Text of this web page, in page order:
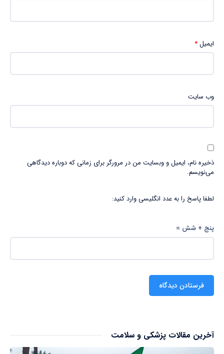
ایمیل*
وب‌ سایت
ذخیره نام، ایمیل و وبسایت من در مرورگر برای زمانی که دوباره دیدگاهی
می‌نویسم.
لطفا پاسخ را به عدد انگلیسی وارد کنید:
پنج + شش =
آخرین مقالات پزشکی و سلامت